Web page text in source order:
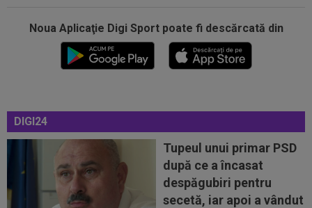
Noua Aplicaţie Digi Sport poate fi descărcată din
DIGI24
Tupeul unui primar PSD
după ce a încasat
despăgubiri pentru
secetă, iar apoi a vândut
Atenție, Craiova! Finlandezii și-au făcut temele
și au descifrat cum vor aborda...
09:20
Real Madrid l-a lăsat să plece de la echipă și o
clauză rară a fost inclusă în...
09:16
40.000.000€ pentru transfer! Inter și Cristi
Chivu s-au pus de acord